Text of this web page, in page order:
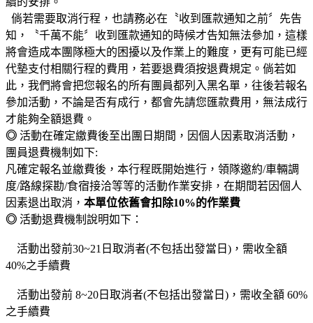
倘若需要取消行程，也請務必在〝收到匯款通知之前〞先告
知，〝千萬不能〞收到匯款通知的時候才告知無法參加，這樣
將會造成本團隊極大的困擾以及作業上的難度，更有可能已經
代墊支付相關行程的費用，若要退費須按退費規定。倘若如
此，我們將會把您報名的所有團員都列入黑名單，往後若報名
參加活動，不論是否有成行，都會先請您匯款費用，無法成行
才能夠全額退費。
◎ 活動在確定繳費後至出團日期間，因個人因素取消活動，
團員退費機制如下:
凡確定報名並繳費後，本行程既開始進行，領隊邀約/車輛調
度/路線探勘/食宿接洽等等的活動作業安排，在期間若因個人
因素退出取消， 本單位依舊會扣除10%的作業費
◎ 活動退費機制說明如下：
活動出發前30~21日取消者(不包括出發當日)，需收全額
40%之手續費
活動出發前 8~20日取消者(不包括出發當日)，需收全額 60%
之手續費